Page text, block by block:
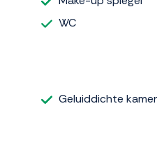
WC
Geluiddichte kamer